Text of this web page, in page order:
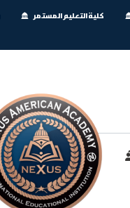
كلية التعليم المستمر